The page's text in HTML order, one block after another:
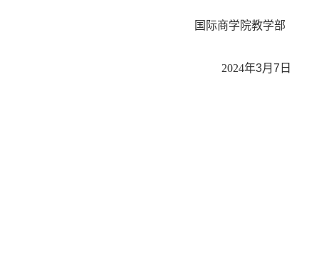
国际商学院教学部
2024年3月 7 日